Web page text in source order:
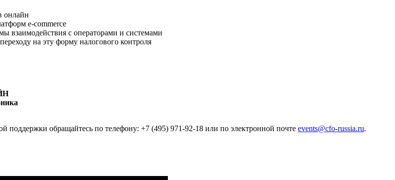
онлайн
e-commerce
взаимодействия с операторами и системами
на эту форму налогового контроля
поддержки обращайтесь по телефону: +7 (495) 971-92-18 или по электронной почте events@cfo-russia.ru.